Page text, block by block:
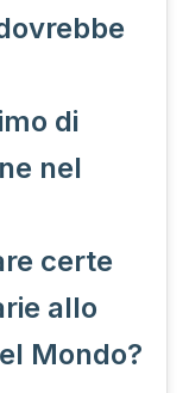
di
nel
certe
allo
Mondo?